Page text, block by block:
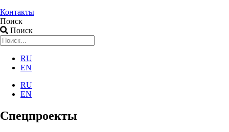
Контакты
Поиск
Поиск
RU
EN
RU
EN
Спецпроекты